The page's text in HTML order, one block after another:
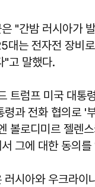
"간밤 러시아가
대는 전자전 장비
"고 말했다.
트럼프 미국 대통
령과 전화 협의로 '
볼로디미르 젤렌
그에 대한 동의
러시아와 우크라이